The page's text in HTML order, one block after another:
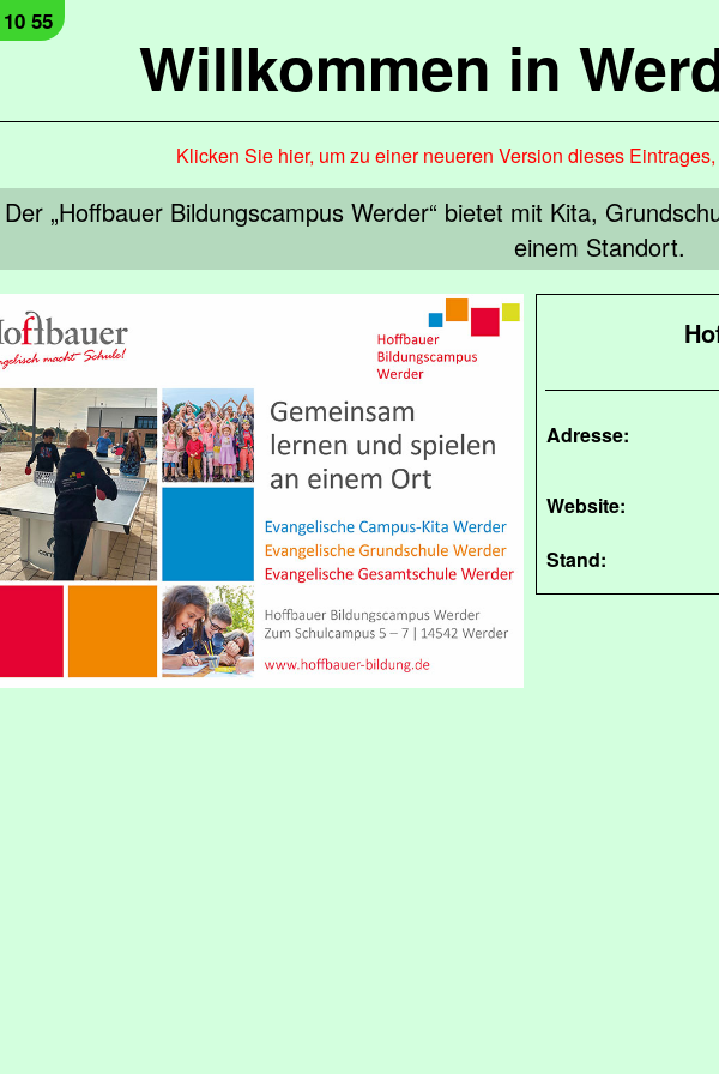
Willkommen in
55
Klicken Sie hier, um zu einer neueren Version dieses
Der „Hoffbauer Bildungscampus Werder“ bietet mit Kita,
einem Standort.
Adresse:
Website:
Stand: